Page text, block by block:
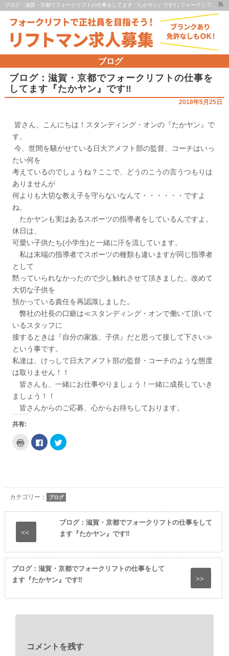
ブログ
ブログ：滋賀・京都でフォークリフトの仕事を
してます『たかヤン』です‼
2018年5月25日
皆さん、こんにちは！スタンディング・オンの『たかヤン』で
す。
今、世間を騒がせている日大アメフト部の監督、コーチはいっ
たい何を
考えているのでしょうね？ここで、どうのこうの言うつもりは
ありませんが
何よりも大切な教え子を守らないなんて・・・・・・ですよ
ね。
たかヤンも実はあるスポーツの指導者をしているんですよ。
休日は、
可愛い子供たち(小学生)と一緒に汗を流しています。
私は末端の指導者でスポーツの種類も違いますが同じ指導者
として
黙っていられなかったので少し触れさせて頂きました。改めて
大切な子供を
預かっている責任を再認識しました。
弊社の社長の口癖は≪スタンディング・オンで働いて頂いて
いるスタッフに
接するときは『自分の家族、子供』だと思って接して下さい≫
という事です。
私達は、けっして日大アメフト部の監督・コーチのような態度
は取りません！！
皆さんも、一緒にお仕事やりましょう！一緒に成長していき
ましょう！！
皆さんからのご応募、心からお待ちしております。
共有:
(新
し
い
ィ
ン
ウ
開
き
ま
す)
Facebook
で
ク
リ
ッ
し
(新
し
い
ウ
ィ
ン
で
き
ク
リ
共
有
(新
い
ウ
ィ
ン
ド
で
開
き
ま
す)
カテゴリー： ブログ
<<
ブログ：滋賀・京都でフォークリフトの仕事をして
ます『たかヤン』です‼
>>
ブログ：滋賀・京都でフォークリフトの仕事をして
ます『たかヤン』です‼
コメントを残す